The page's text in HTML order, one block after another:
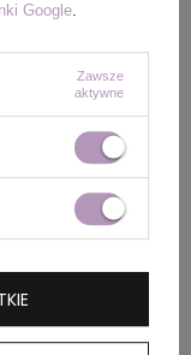
39 x 54 x
Google.
Zawsze
aktywne